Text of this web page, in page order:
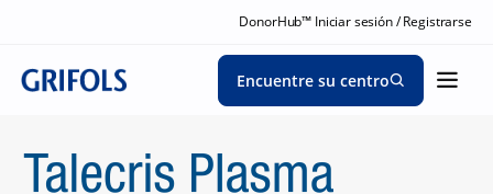
DonorHub™ Iniciar sesión / Registrarse
Encuentre su centro